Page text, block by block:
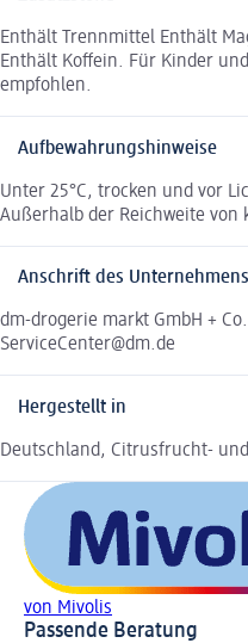
Enthält Trennmittel Enthält
Enthält Koffein. Für Kinder
empfohlen.
Aufbewahrungshinweise
Unter 25°C, trocken und vor
Außerhalb der Reichweite
Anschrift des Unternehmens
dm-drogerie markt GmbH +
ServiceCenter@dm.de
Hergestellt in
Deutschland, Citrusfrucht-
von Mivolis
Passende Beratung